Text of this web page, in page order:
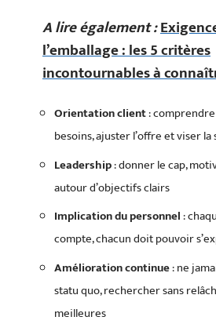
A lire également :
l’emballage : les 5 critères
incontournables à
Orientation client:
besoins, ajuster l’offre et viser
Leadership: donner le cap,
autour d’objectifs clairs
Implication du personnel:
compte, chacun doit pouvoir
Amélioration continue: ne
statu quo, rechercher sans
meilleures